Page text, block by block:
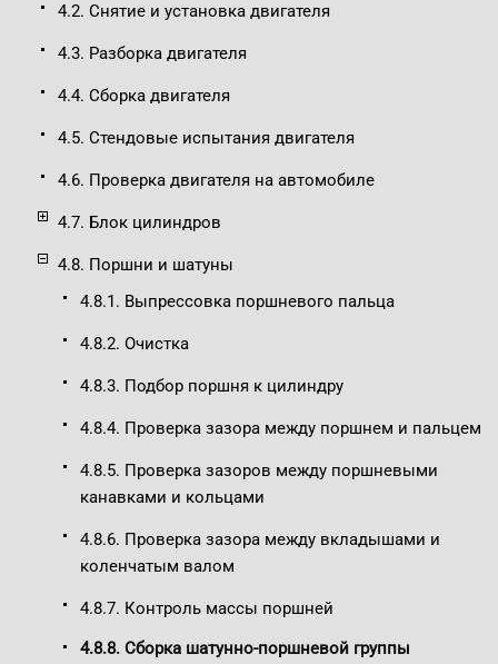
4.2. Снятие и установка двигателя
4.3. Разборка двигателя
4.4. Сборка двигателя
4.5. Стендовые испытания двигателя
4.6. Проверка двигателя на автомобиле
4.7. Блок цилиндров
4.8. Поршни и шатуны
4.8.1. Выпрессовка поршневого пальца
4.8.2. Очистка
4.8.3. Подбор поршня к цилиндру
4.8.4. Проверка зазора между поршнем и пальцем
4.8.5. Проверка зазоров между поршневыми
канавками и кольцами
4.8.6. Проверка зазора между вкладышами и
коленчатым валом
4.8.7. Контроль массы поршней
4.8.8. Сборка шатунно-поршневой группы